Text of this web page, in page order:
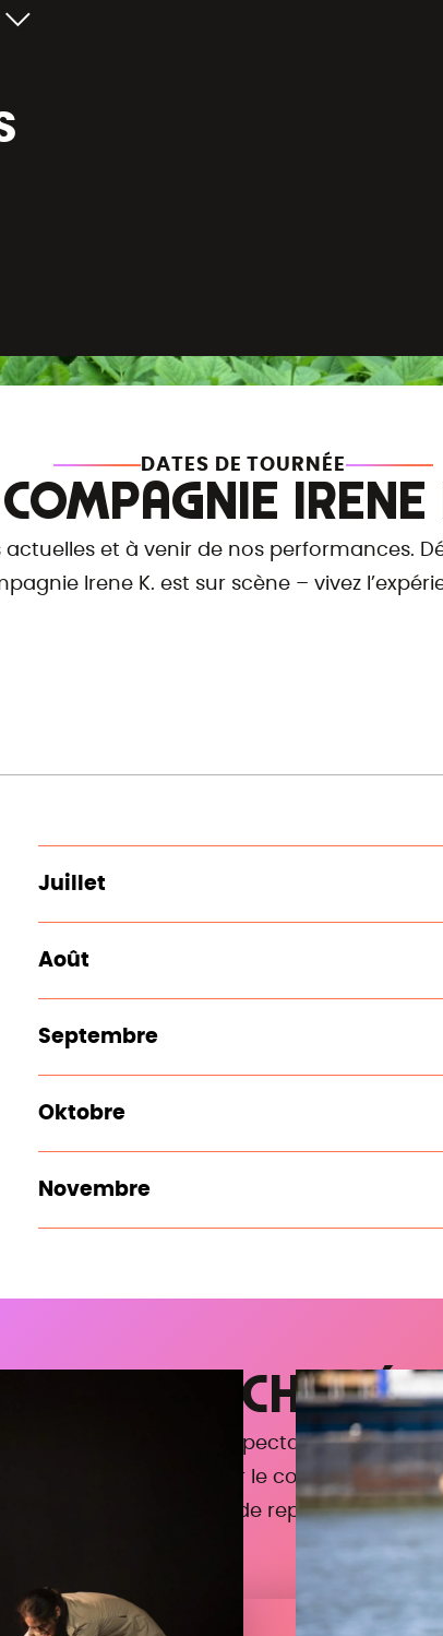
DATES DE TOURNÉE
COMPAGNIE IRENE
actuelles et à venir de nos performances.
Irene K. est sur scène – vivez
Juillet
Août
Septembre
Oktobre
Novembre
DE NOS
en savoir plus sur les spectacles en
des informations sur le contenu, l’âge
et les possibilités de représentation.